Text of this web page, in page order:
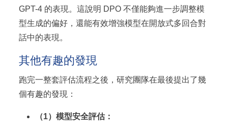
GPT-4 的表現。這說明 DPO 不僅能夠進一步調整模
型生成的偏好，還能有效增強模型在開放式多回合對
話中的表現。
其他有趣的發現
跑完一整套評估流程之後，研究團隊在最後提出了幾
個有趣的發現：
（1）模型安全評估：